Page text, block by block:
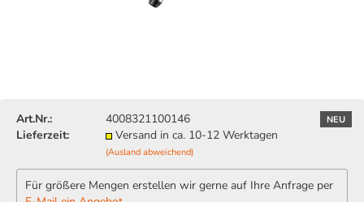
NEU
Art.Nr.:
4008321100146
Lieferzeit:
Versand in ca. 10-12 Werktagen
(Ausland abweichend)
Für größere Mengen erstellen wir gerne auf Ihre Anfrage per